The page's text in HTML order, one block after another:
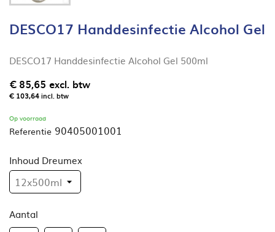
DESCO17 Handdesinfectie Alcohol Gel
DESCO17 Handdesinfectie Alcohol Gel 500ml
€ 85,65 excl. btw
€ 103,64incl. btw
Op voorraad
Referentie 90405001001
Inhoud Dreumex
Aantal